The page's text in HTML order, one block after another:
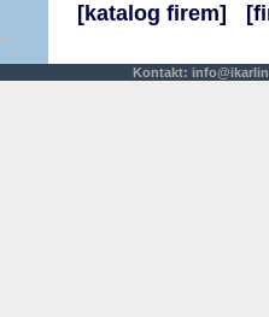
[katalog firem]
Kontakt: